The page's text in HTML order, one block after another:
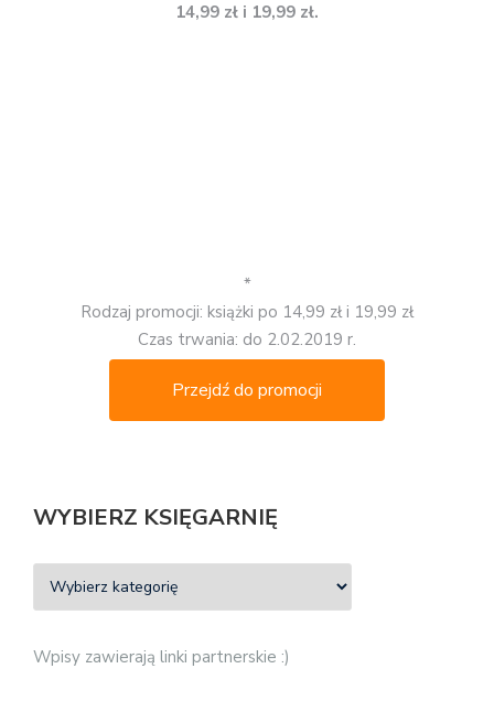
14,99 zł i 19,99 zł.
*
Rodzaj promocji: książki po 14,99 zł i 19,99 zł
Czas trwania: do 2.02.2019 r.
Przejdź do promocji
WYBIERZ KSIĘGARNIĘ
Wpisy zawierają linki partnerskie :)